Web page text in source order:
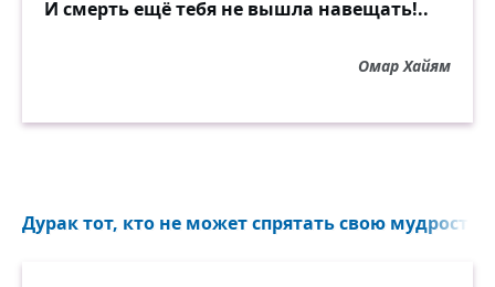
И смерть ещё тебя не вышла навещать!..
Омар Хайям
Дурак тот, кто не может спрятать свою мудрость...